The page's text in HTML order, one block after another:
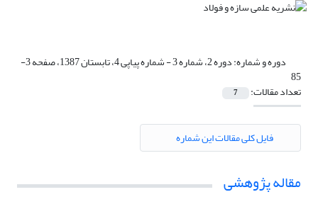
دوره و شماره: دوره 2، شماره 3 - شماره پیاپی 4، تابستان 1387، صفحه 3-
85
تعداد مقالات: 7
فایل کلی مقالات این شماره
مقاله پژوهشی